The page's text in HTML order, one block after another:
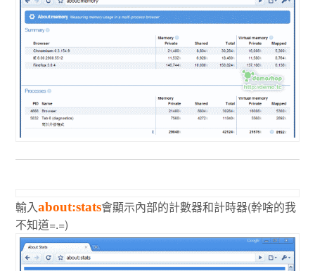
輸入about:stats會顯示內部的計數器和計時器(幹啥的我
不知道=.=)